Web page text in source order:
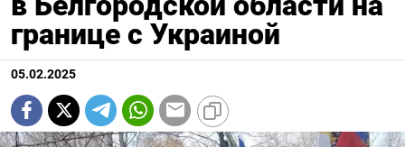
границе с Украиной
05.02.2025